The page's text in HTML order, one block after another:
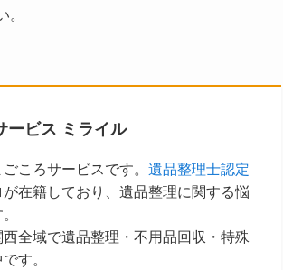
ービス ミライル
ころサービスです。遺品整理士認定
在籍しており、遺品整理に関する悩
全域で遺品整理・不用品回収・特殊
す。